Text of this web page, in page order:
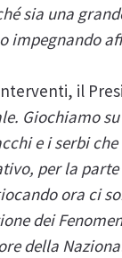
sia una
impegnando
il
Giochiamo
e i serbi
per la
ora ci
dei
della